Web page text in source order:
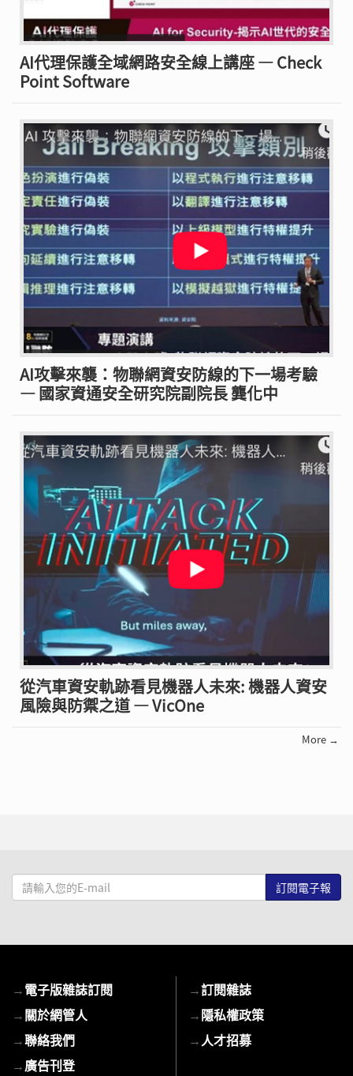
AI代理保護全域網路安全線上講座 — Check
Point Software
AI攻擊來襲：物聯網資安防線的下一場考驗
— 國家資通安全研究院副院長 龔化中
從汽車資安軌跡看見機器人未來: 機器人資安
風險與防禦之道 — VicOne
More →
請
輸
mail
→電子版雜誌訂閱
→關於網管人
→聯絡我們
→廣告刊登
→訂閱雜誌
→隱私權政策
→ 人才招募